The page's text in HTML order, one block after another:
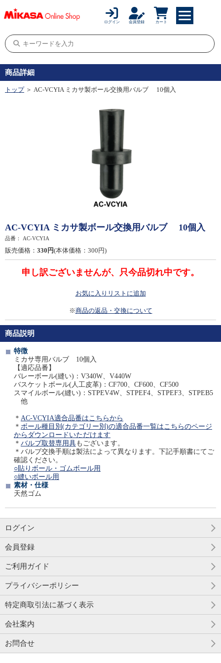
ログイン 会員登録 カート
商品詳細
トップ＞ AC-VCYIA ミカサ製ボール交換用バルブ 10個入
AC-VCYIA ミカサ製ボール交換用バルブ 10個入
品番： AC-VCYIA
販売価格： 330円(本体価格：300円)
申し訳ございませんが、只今品切れ中です。
お気に入りリストに追加
※商品の返品・交換について
商品説明
特徴
ミカサ専用バルブ 10個入
【適応品番】
バレーボール(縫い)：V340W、V440W
バスケットボール(人工皮革)：CF700、CF600、CF500
スマイルボール(縫い)：STPEV4W、STPEF4、STPEF3、STPEB5
他
＊ AC-VCYIA適合品番はこちらから
＊ ボール種目別(カテゴリー別)の適合品番一覧はこちらのページ
からダウンロードいただけます
＊ バルブ取替専用具もございます。
＊バルブ交換手順は製法によって異なります。下記手順書にてご
確認ください。
○貼りボール・ゴムボール用
○縫いボール用
素材・仕様
天然ゴム
ログイン
会員登録
ご利用ガイド
プライバシーポリシー
特定商取引法に基づく表示
会社案内
お問合せ